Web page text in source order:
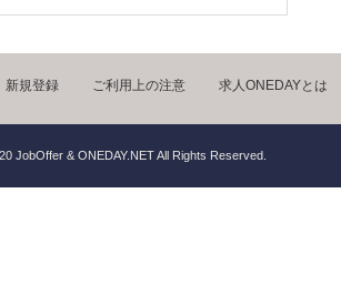
新規登録 ご利用上の注意 求人ONEDAYとは
JobOffer & ONEDAY.NET All Rights Reserved.